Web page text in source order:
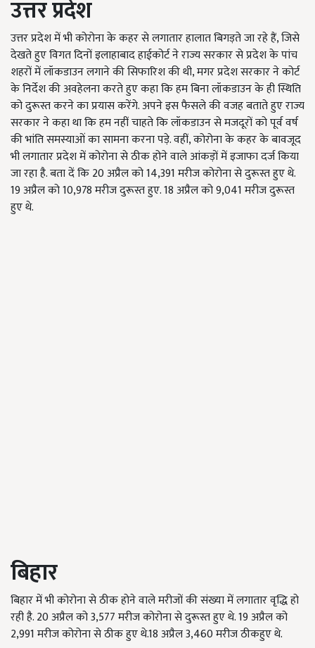
उत्तर प्रदेश
उत्तर प्रदेश में भी कोरोना के कहर से लगातार हालात बिगड़ते जा रहे हैं, जिसे
देखते हुए विगत दिनों इलाहाबाद हाईकोर्ट ने राज्य सरकार से प्रदेश के पांच
शहरों में लॉकडाउन लगाने की सिफारिश की थी, मगर प्रदेश सरकार ने कोर्ट
के निर्देश की अवहेलना करते हुए कहा कि हम बिना लॉकडाउन के ही स्थिति
को दुरूस्त करने का प्रयास करेंगे. अपने इस फैसले की वजह बताते हुए राज्य
सरकार ने कहा था कि हम नहीं चाहते कि लॉकडाउन से मजदूरों को पूर्व वर्ष
की भांति समस्याओं का सामना करना पड़े. वहीं, कोरोना के कहर के बावजूद
भी लगातार प्रदेश में कोरोना से ठीक होने वाले आंकड़ों में इजाफा दर्ज किया
जा रहा है. बता दें कि 20 अप्रैल को 14,391 मरीज कोरोना से दुरूस्त हुए थे.
19 अप्रैल को 10,978 मरीज दुरूस्त हुए. 18 अप्रैल को 9,041 मरीज दुरूस्त
हुए थे.
बिहार
बिहार में भी कोरोना से ठीक होने वाले मरीजों की संख्या में लगातार वृद्धि हो
रही है. 20 अप्रैल को 3,577 मरीज कोरोना से दुरूस्त हुए थे. 19 अप्रैल को
2,991 मरीज कोरोना से ठीक हुए थे.18 अप्रैल 3,460 मरीज ठीकहुए थे.